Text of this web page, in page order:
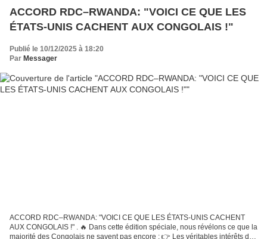
ACCORD RDC–RWANDA: "VOICI CE QUE LES
ÉTATS-UNIS CACHENT AUX CONGOLAIS !"
Publié le 10/12/2025 à 18:20
Par Messager
ACCORD RDC–RWANDA: "VOICI CE QUE LES ÉTATS-UNIS CACHENT
AUX CONGOLAIS !" . 🔥 Dans cette édition spéciale, nous révélons ce que la
majorité des Congolais ne savent pas encore : 👉 Les véritables intérêts des